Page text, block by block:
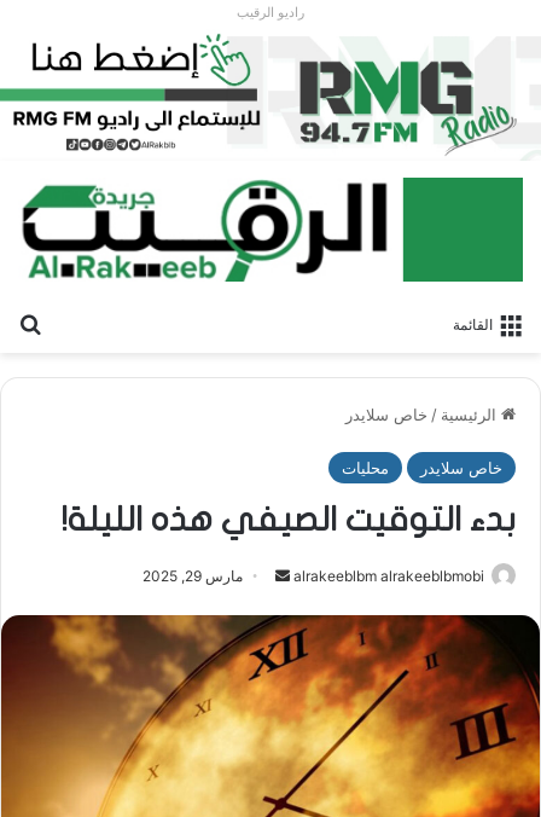
راديو الرقيب
القائمة
الرئيسية / خاص سلايدر
خاص سلايدر محليات
بدء التوقيت الصيفي هذه الليلة!
alrakeeblbm alrakeeblbmobi
أرسل
إلكترونيا
مارس 29, 2025